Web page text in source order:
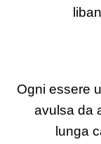
Ogni essere
avulsa da
lunga